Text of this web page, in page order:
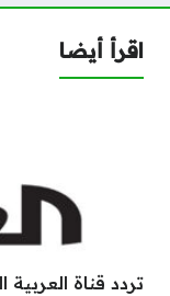
اقرأ أيضا